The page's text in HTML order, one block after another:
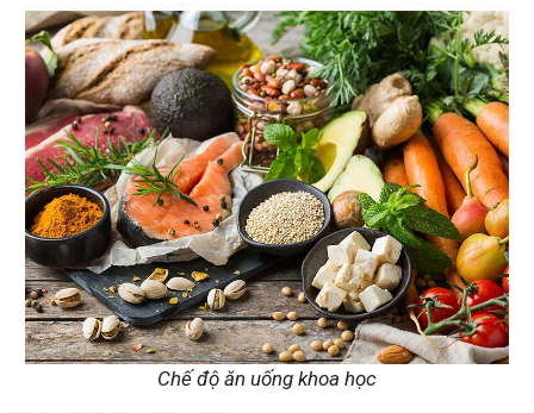
Chế độ ăn uống khoa học